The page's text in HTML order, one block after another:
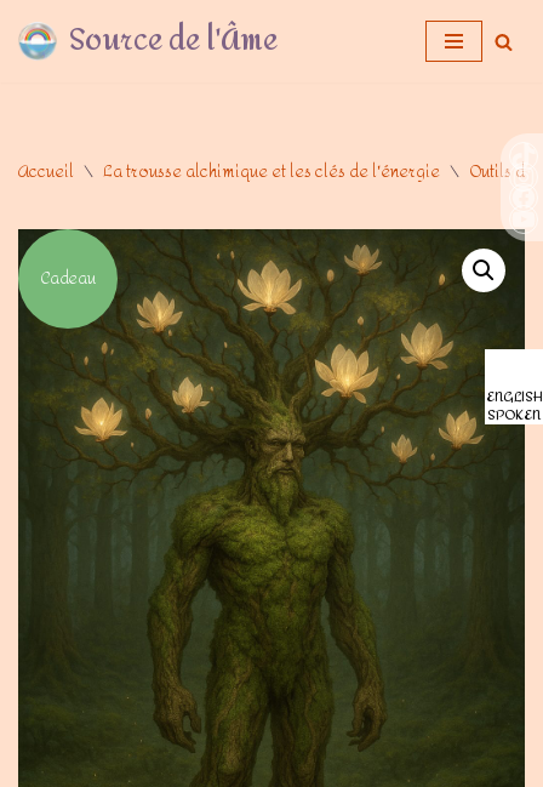
Aller Source de l'Âme
Accueil \ La trousse alchimique et les clés de l'énergie \ Outils
Cadeau
ENGLISH
SPOKEN